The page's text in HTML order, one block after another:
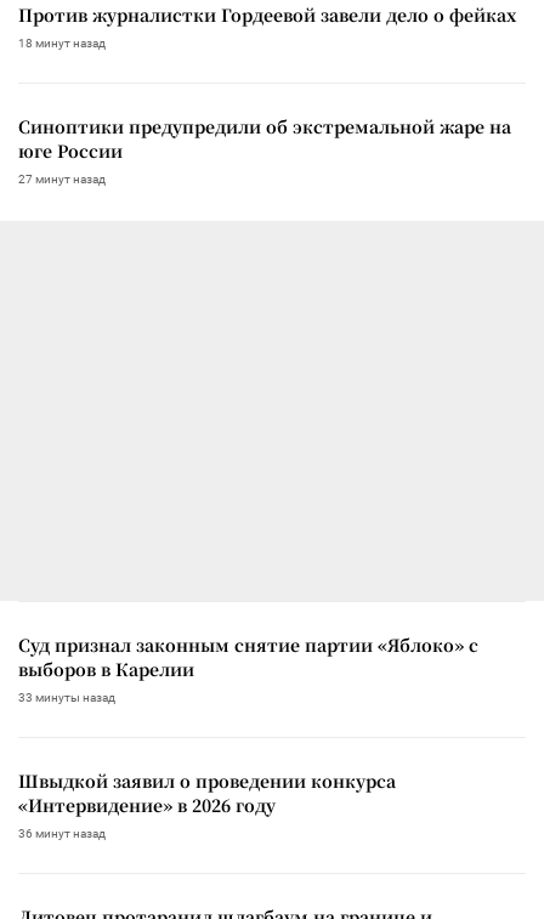
Против журналистки Гордеевой завели дело о фейках
18 минут назад
Синоптики предупредили об экстремальной жаре на
юге России
27 минут назад
Суд признал законным снятие партии «Яблоко» с
выборов в Карелии
33 минуты назад
Швыдкой заявил о проведении конкурса
«Интервидение» в 2026 году
36 минут назад